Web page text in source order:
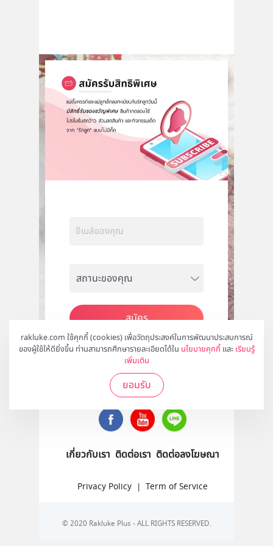
rakluke.com ใช้คุกกี้ (cookies) เพื่อวัตถุประสงค์ในการพัฒนาประสบการณ์
ของผู้ใช้ให้ดียิ่งขึ้น ท่านสามารถศึกษารายละเอียดได้ใน นโยบายคุกกี้ และ เรียนรู้
เพิ่มเติม
ยอมรับ
สมัคร
ติดตามเราได้ที่
เกี่ยวกับเรา ติดต่อเรา ติดต่อลงโฆษณา
Privacy Policy | Term of Service
© 2020 Rakluke Plus - ALL RIGHTS RESERVED.